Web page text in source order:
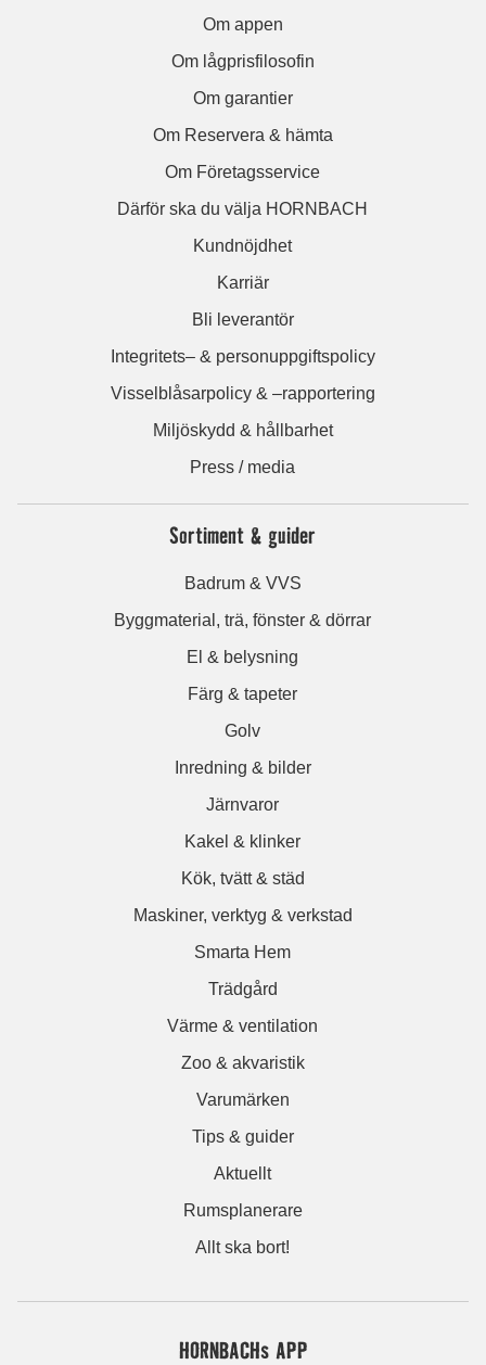
Om appen
Om lågprisfilosofin
Om garantier
Om Reservera & hämta
Om Företagsservice
Därför ska du välja HORNBACH
Kundnöjdhet
Karriär
Bli leverantör
Integritets– & personuppgiftspolicy
Visselblåsarpolicy & –rapportering
Miljöskydd & hållbarhet
Press / media
Sortiment & guider
Badrum & VVS
Byggmaterial, trä, fönster & dörrar
El & belysning
Färg & tapeter
Golv
Inredning & bilder
Järnvaror
Kakel & klinker
Kök, tvätt & städ
Maskiner, verktyg & verkstad
Smarta Hem
Trädgård
Värme & ventilation
Zoo & akvaristik
Varumärken
Tips & guider
Aktuellt
Rumsplanerare
Allt ska bort!
HORNBACHs APP